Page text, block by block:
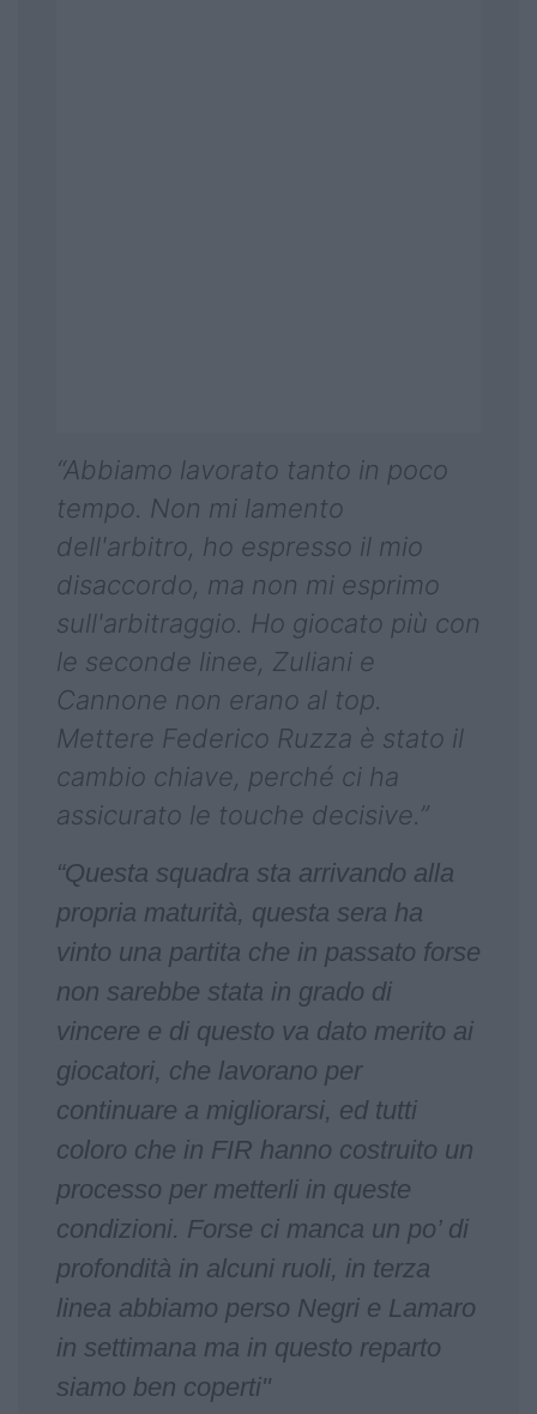
“Abbiamo lavorato tanto in poco
tempo. Non mi lamento
dell'arbitro, ho espresso il mio
disaccordo, ma non mi esprimo
sull'arbitraggio. Ho giocato più con
le seconde linee, Zuliani e
Cannone non erano al top.
Mettere Federico Ruzza è stato il
cambio chiave, perché ci ha
assicurato le touche decisive.”
“Questa squadra sta arrivando alla
propria maturità, questa sera ha
vinto una partita che in passato forse
non sarebbe stata in grado di
vincere e di questo va dato merito ai
giocatori, che lavorano per
continuare a migliorarsi, ed tutti
coloro che in FIR hanno costruito un
processo per metterli in queste
condizioni. Forse ci manca un po’ di
profondità in alcuni ruoli, in terza
linea abbiamo perso Negri e Lamaro
in settimana ma in questo reparto
siamo ben coperti"